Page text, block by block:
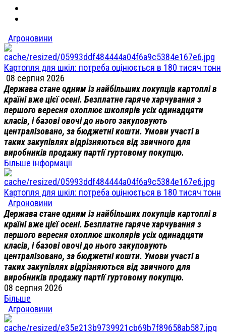
Агроновини
Картопля для шкіл: потреба оцінюється в 180 тисяч тонн
08 серпня 2026
Держава стане одним із найбільших покупців картоплі в
країні вже цієї осені. Безплатне гаряче харчування з
першого вересня охоплює школярів усіх одинадцяти
класів, і базові овочі до нього закуповують
централізовано, за бюджетні кошти. Умови участі в
таких закупівлях відрізняються від звичного для
виробників продажу партії гуртовому покупцю.
Більше інформації
Картопля для шкіл: потреба оцінюється в 180 тисяч тонн
Агроновини
Держава стане одним із найбільших покупців картоплі в
країні вже цієї осені. Безплатне гаряче харчування з
першого вересня охоплює школярів усіх одинадцяти
класів, і базові овочі до нього закуповують
централізовано, за бюджетні кошти. Умови участі в
таких закупівлях відрізняються від звичного для
виробників продажу партії гуртовому покупцю.
08 серпня 2026
Більше
Агроновини